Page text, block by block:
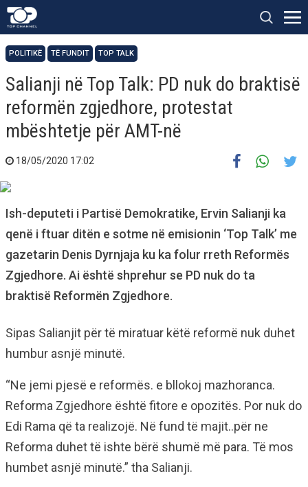
POLITIKË TË FUNDIT TOP TALK
Salianji në Top Talk: PD nuk do braktisë
reformën zgjedhore, protestat
mbështetje për AMT-në
18/05/2020 17:02
Ish-deputeti i Partisë Demokratike, Ervin Salianji ka
qenë i ftuar ditën e sotme në emisionin ‘Top Talk’ me
gazetarin Denis Dyrnjaja ku ka folur rreth Reformës
Zgjedhore. Ai është shprehur se PD nuk do ta
braktisë Reformën Zgjedhore.
Sipas Salianjit për të miratuar këtë reformë nuk duhet
humbur asnjë minutë.
“Ne jemi pjesë e reformës. e bllokoj mazhoranca.
Reforma Zgjedhore është fitore e opozitës. Por nuk do
Edi Rama që ta realizojë. Në fund të majit..për ne
Reforma duhet të ishte bërë shumë më para. Të mos
humbet asnjë minutë.” tha Salianji.